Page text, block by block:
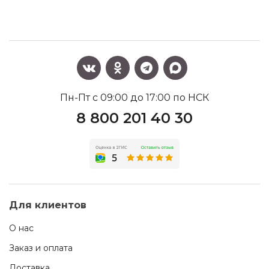
Пн-Пт с 09:00 до 17:00 по НСК
8 800 201 40 30
Для клиентов
О нас
Заказ и оплата